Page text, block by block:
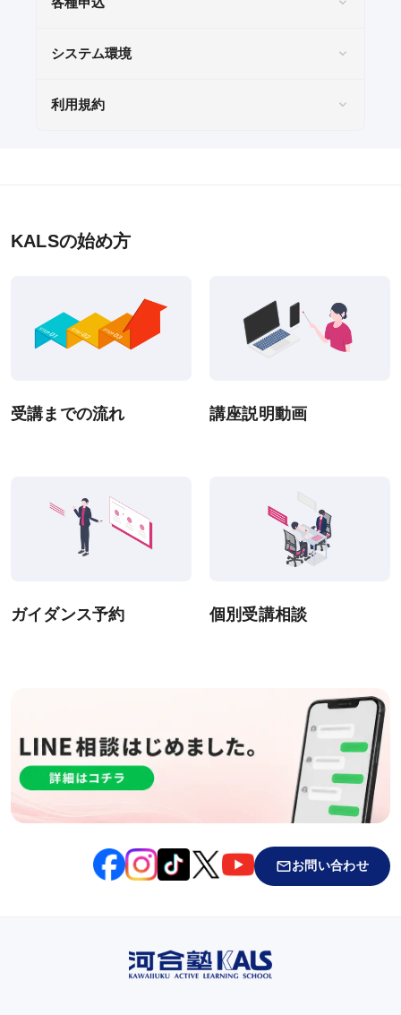
個別受講相談
WEB申込
窓口申込
お申込後の流れ
eラーニング推奨環境
テストバンク・テストエンジン推奨環境
利用規約
システム環境
利用規約
KALSの始め方
受講までの流れ 講座説明動画
ガイダンス予約 個別受講相談
お問い合わせ